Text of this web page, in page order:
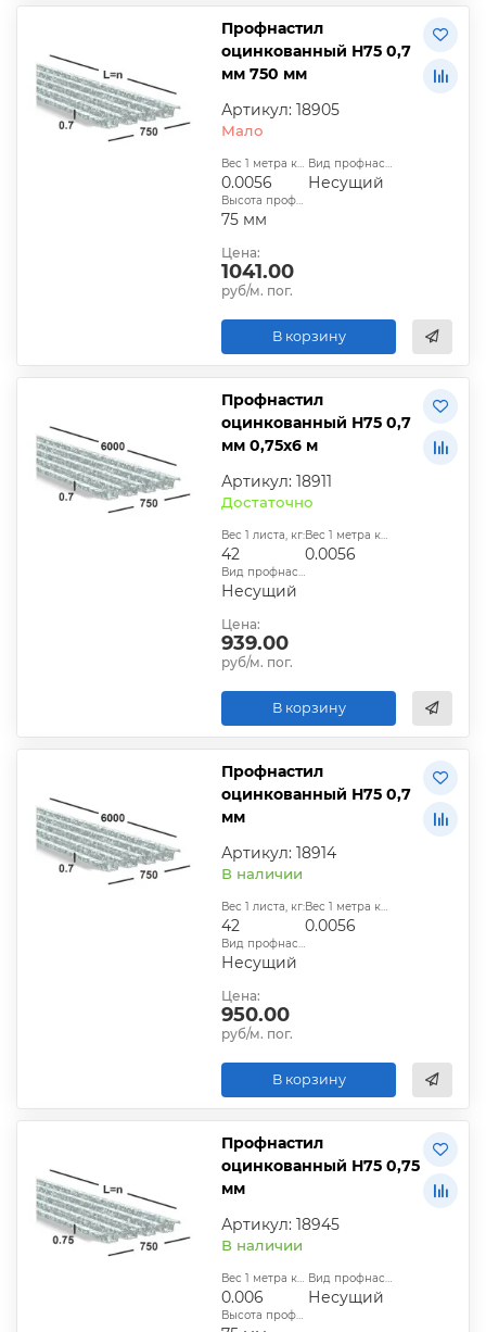
Профнастил
оцинкованный Н75 0,7
мм 750 мм
Артикул: 18905
Мало
Вес 1 метра квадратного, т:
0.0056
Вид профнастила:
Несущий
Высота профиля:
75 мм
Цена:
1041.00
руб/м. пог.
В корзину
Профнастил
оцинкованный Н75 0,7
мм 0,75х6 м
Артикул: 18911
Достаточно
Вес 1 листа, кг:
42
Вес 1 метра квадратного, т:
0.0056
Вид профнастила:
Несущий
Цена:
939.00
руб/м. пог.
В корзину
Профнастил
оцинкованный Н75 0,7
мм
Артикул: 18914
В наличии
Вес 1 листа, кг:
42
Вес 1 метра квадратного, т:
0.0056
Вид профнастила:
Несущий
Цена:
950.00
руб/м. пог.
В корзину
Профнастил
оцинкованный Н75 0,75
мм
Артикул: 18945
В наличии
Вес 1 метра квадратного, т:
0.006
Вид профнастила:
Несущий
Высота профиля: